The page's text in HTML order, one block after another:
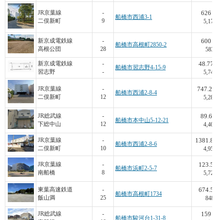
JR京葉線
二俣新町
-
9
船橋市西浦3-1
626
5,172
新京成電鉄線
高根公団
-
28
船橋市高根町2850-2
600
583
新京成電鉄線
習志野
-
-
船橋市習志野4-15-9
48.77
5,741
JR京葉線
二俣新町
-
12
船橋市西浦2-8-4
747.23
5,280
JR総武線
下総中山
-
12
船橋市本中山5-12-21
89.6
4,400
JR京葉線
二俣新町
-
10
船橋市西浦2-8-6
1381.81
4,950
JR京葉線
南船橋
-
8
船橋市浜町2-5-7
123.5
5,720
東葉高速鉄道
飯山満
-
25
船橋市高根町1734
674.5
848
JR総武線
-
船橋市駿河台1-31-8
159